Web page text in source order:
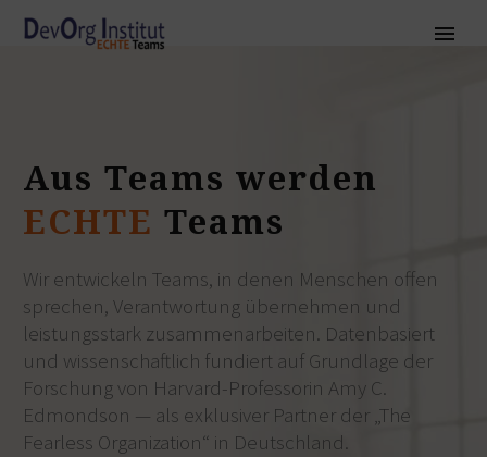
Aus Teams werden
ECHTE Teams
Wir entwickeln Teams, in denen Menschen offen
sprechen, Verantwortung übernehmen und
leistungsstark zusammenarbeiten. Datenbasiert
und wissenschaftlich fundiert auf Grundlage der
Forschung von Harvard-Professorin Amy C.
Edmondson — als exklusiver Partner der „The
Fearless Organization“ in Deutschland.